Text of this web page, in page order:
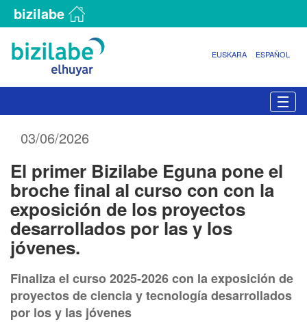
bizilabe
EUSKARA ESPAÑOL
03/06/2026
El primer Bizilabe Eguna pone el
broche final al curso con con la
exposición de los proyectos
desarrollados por las y los
jóvenes.
Finaliza el curso 2025-2026 con la exposición de
proyectos de ciencia y tecnología desarrollados
por los y las jóvenes